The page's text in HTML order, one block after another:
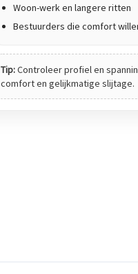
Woon-werk en langere ritten
Bestuurders die comfort
Tip:Controleer profiel en
comfort en gelijkmatige slijtage.